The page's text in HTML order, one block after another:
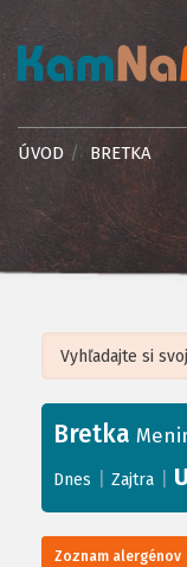
ÚVOD BRETKA
+
−
Leaflet| ©
Bretka
Dnes Zajtra
Zoznam alergénov